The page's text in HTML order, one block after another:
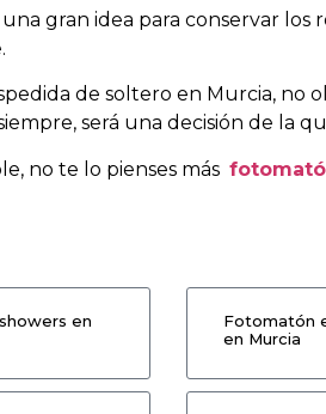
gran idea para conservar
de soltero en Murcia, no
será una decisión de la
no te lo pienses más
en
Fotomatón
en Murcia